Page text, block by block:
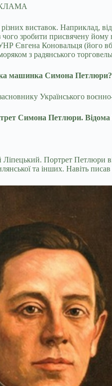
виставок. Наприклад,
чого зробити присвячену
УНР Євгена Коновальця
з радянського
машинка Симона Петлюри?
Українського
Симона Петлюри. Відома
Портрет Петлюри
та інших. Навіть писав